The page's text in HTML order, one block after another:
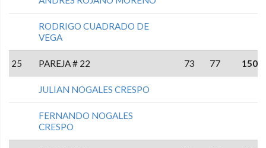
RODRIGO CUADRADO DE
VEGA
25 PAREJA # 22 73 77 150
JULIAN NOGALES CRESPO
FERNANDO NOGALES
CRESPO